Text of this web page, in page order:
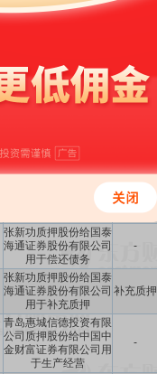
青岛惠城信德投资有限
青岛惠城信德投资有限
公司质押股份给中国中
金财富证券有限公司用
-
券股份有限公司用于偿
还债务
张新功质押股份给国泰
海通证券股份有限公司
-
张新功质押股份给国泰
海通证券股份有限公司
用于偿还债务
-
张新功质押股份给国泰
海通证券股份有限公司
用于补充质押
补充质押
青岛惠城信德投资有限
公司质押股份给中国中
金财富证券有限公司用
于生产经营
-